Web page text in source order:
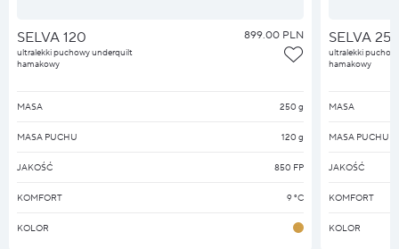
899.00 PLN
SELVA 120
ultralekki puchowy underquilt
hamakowy
JAKOŚĆ 850 FP
KOMFORT 9 °C
MASA 250 g
MASA PUCHU 120 g
KOLOR
SELVA
ultralekki
hamakowy
JAKOŚĆ
KOMFORT
MASA
MASA PUCHU
KOLOR